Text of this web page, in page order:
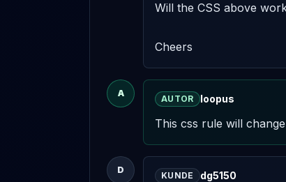
Will the CSS above
Cheers
A
AUTOR loopus
This css rule will
D
KUNDE dg5150